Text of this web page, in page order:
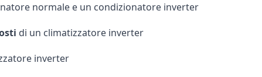
normale e un condizionatore inverter
di un climatizzatore inverter
inverter